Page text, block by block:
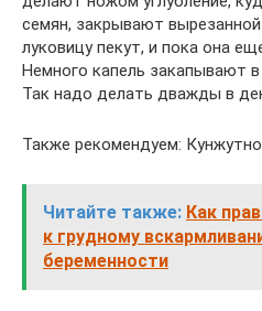
семян, закрывают
луковицу пекут, и пока она
Немного капель закапывают
Так надо делать дважды в
Также рекомендуем:
Читайте также: Как
к грудному
беременности